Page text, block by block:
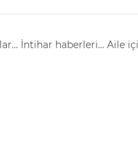
İntihar haberleri… Aile